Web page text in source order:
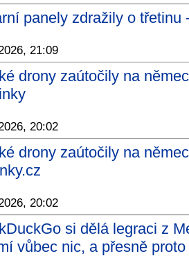
panely zdražily o třetinu
21:09
drony zaútočily na
20:02
drony zaútočily na
20:02
si dělá legraci z
vůbec nic, a přesně